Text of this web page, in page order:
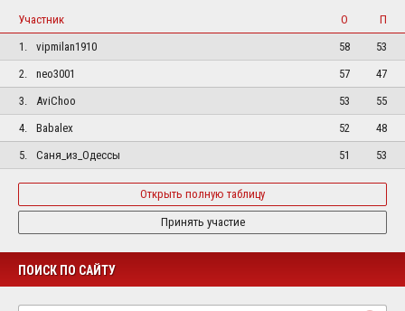
Участник О
П
1.
vipmilan1910 58
53
2.
neo3001 57
47
3.
AviChoo 53
55
4.
Babalex 52
48
5.
Саня_из_Одессы 51 53
Открыть полную таблицу
Принять участие
ПОИСК ПО САЙТУ